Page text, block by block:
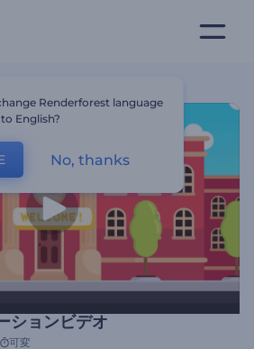
ションビデオ
可変
Renderforest language
to English?
No, thanks